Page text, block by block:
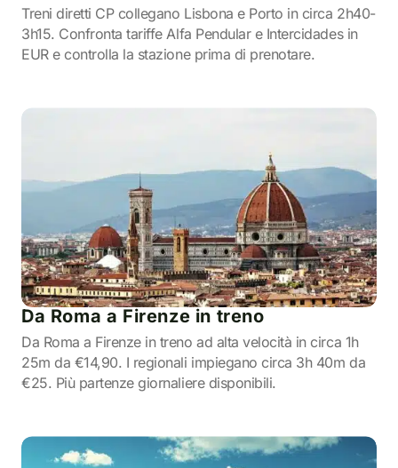
Treni diretti CP collegano Lisbona e Porto in circa 2h40-
3h15. Confronta tariffe Alfa Pendular e Intercidades in
EUR e controlla la stazione prima di prenotare.
Da Roma a Firenze in treno
Da Roma a Firenze in treno ad alta velocità in circa 1h
25m da €14,90. I regionali impiegano circa 3h 40m da
€25. Più partenze giornaliere disponibili.